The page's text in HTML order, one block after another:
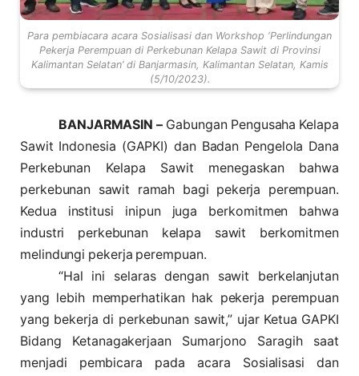
Para pembiacara acara Sosialisasi dan Workshop ‘Perlindungan
Pekerja Perempuan di Perkebunan Kelapa Sawit di Provinsi
Kalimantan Selatan’ di Banjarmasin, Kalimantan Selatan, Kamis
(5/10/2023).
BANJARMASIN – Gabungan Pengusaha Kelapa
Sawit Indonesia (GAPKI) dan Badan Pengelola Dana
Perkebunan Kelapa Sawit menegaskan bahwa
perkebunan sawit ramah bagi pekerja perempuan.
Kedua institusi inipun juga berkomitmen bahwa
industri perkebunan kelapa sawit berkomitmen
melindungi pekerja perempuan.
“Hal ini selaras dengan sawit berkelanjutan
yang lebih memperhatikan hak pekerja perempuan
yang bekerja di perkebunan sawit,” ujar Ketua GAPKI
Bidang Ketanagakerjaan Sumarjono Saragih saat
menjadi pembicara pada acara Sosialisasi dan